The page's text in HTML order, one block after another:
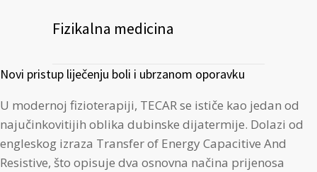
Fizikalna medicina
Novi pristup liječenju boli i ubrzanom oporavku
U modernoj fizioterapiji, TECAR se ističe kao jedan od
najučinkovitijih oblika dubinske dijatermije. Dolazi od
engleskog izraza Transfer of Energy Capacitive And
Resistive, što opisuje dva osnovna načina prijenosa